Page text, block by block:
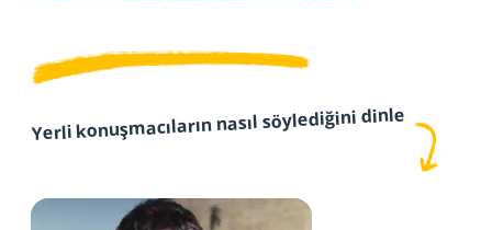
Yerli konuşmacıların nasıl söylediğini dinle